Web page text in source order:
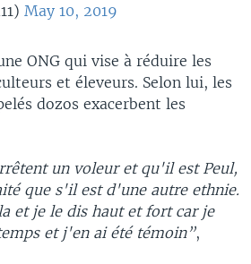
May 10, 2019
ONG qui vise à réduire les
et éleveurs. Selon lui, les
dozos exacerbent les
un voleur et qu'il est Peul,
que s'il est d'une autre ethnie.
et je le dis haut et fort car je
et j'en ai été témoin”,